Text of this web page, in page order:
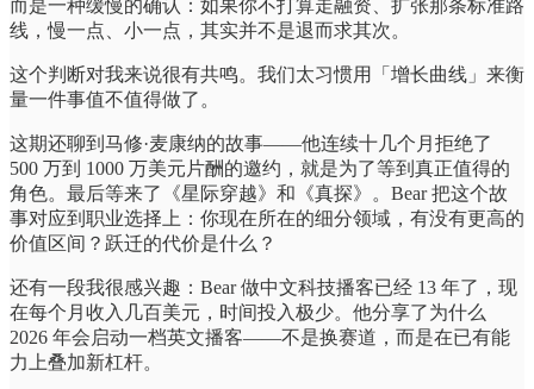
而是一种缓慢的确认：如果你不打算走融资、扩张那条标准路
线，慢一点、小一点，其实并不是退而求其次。
这个判断对我来说很有共鸣。我们太习惯用「增长曲线」来衡
量一件事值不值得做了。
这期还聊到马修·麦康纳的故事——他连续十几个月拒绝了
500 万到 1000 万美元片酬的邀约，就是为了等到真正值得的
角色。最后等来了《星际穿越》和《真探》。Bear 把这个故
事对应到职业选择上：你现在所在的细分领域，有没有更高的
价值区间？跃迁的代价是什么？
还有一段我很感兴趣：Bear 做中文科技播客已经 13 年了，现
在每个月收入几百美元，时间投入极少。他分享了为什么
2026 年会启动一档英文播客——不是换赛道，而是在已有能
力上叠加新杠杆。